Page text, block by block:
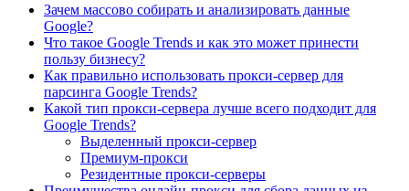
Зачем массово собирать и анализировать данные
Google?
Что такое Google Trends и как это может принести
пользу бизнесу?
Как правильно использовать прокси-сервер для
парсинга Google Trends?
Какой тип прокси-сервера лучше всего подходит для
Google Trends?
Выделенный прокси-сервер
Премиум-прокси
Резидентные прокси-серверы